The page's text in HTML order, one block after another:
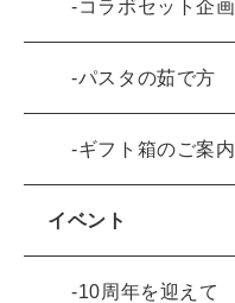
コラボセット企画
パスタの茹で方
ギフト箱のご案内
イベント
10周年を迎えて